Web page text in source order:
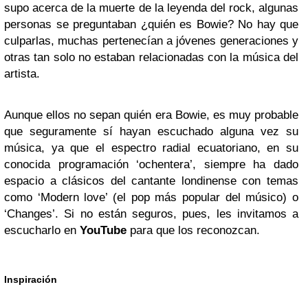
supo acerca de la muerte de la leyenda del rock, algunas
personas se preguntaban ¿quién es Bowie? No hay que
culparlas, muchas pertenecían a jóvenes generaciones y
otras tan solo no estaban relacionadas con la música del
artista.
Aunque ellos no sepan quién era Bowie, es muy probable
que seguramente sí hayan escuchado alguna vez su
música, ya que el espectro radial ecuatoriano, en su
conocida programación ‘ochentera’, siempre ha dado
espacio a clásicos del cantante londinense con temas
como ‘Modern love’ (el pop más popular del músico) o
‘Changes’. Si no están seguros, pues, les invitamos a
escucharlo en YouTube para que los reconozcan.
Inspiración